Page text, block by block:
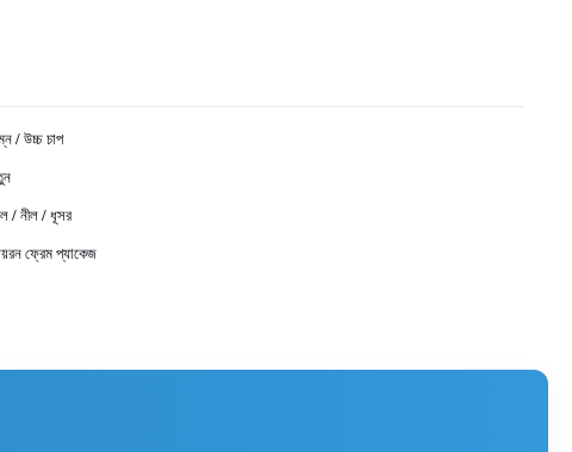
/ উচ্চ চাপ
/ নীল / ধূসর
ফ্রেম প্যাকেজ